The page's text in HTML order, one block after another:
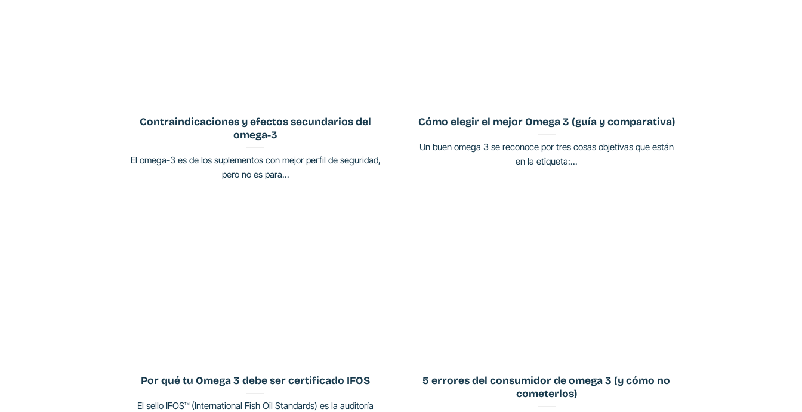
Contraindicaciones y efectos secundarios del
omega-3
El omega-3 es de los suplementos con mejor perfil de seguridad,
pero no es para...
Cómo elegir el mejor Omega 3 (guía y comparativa)
Un buen omega 3 se reconoce por tres cosas objetivas que están
en la etiqueta:...
Por qué tu Omega 3 debe ser certificado IFOS
El sello IFOS™ (International Fish Oil Standards) es la auditoría
5 errores del consumidor de omega 3 (y cómo no
cometerlos)